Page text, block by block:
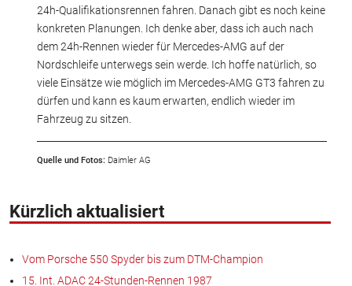
24h-Qualifikationsrennen fahren. Danach gibt es noch keine
konkreten Planungen. Ich denke aber, dass ich auch nach
dem 24h-Rennen wieder für Mercedes-AMG auf der
Nordschleife unterwegs sein werde. Ich hoffe natürlich, so
viele Einsätze wie möglich im Mercedes-AMG GT3 fahren zu
dürfen und kann es kaum erwarten, endlich wieder im
Fahrzeug zu sitzen.
Quelle und Fotos: Daimler AG
Kürzlich aktualisiert
Vom Porsche 550 Spyder bis zum DTM-Champion
15. Int. ADAC 24-Stunden-Rennen 1987